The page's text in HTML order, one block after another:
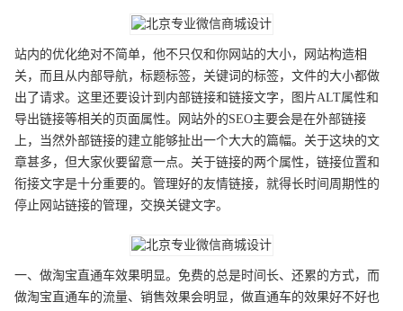
站内的优化绝对不简单，他不只仅和你网站的大小，网站构造相
关，而且从内部导航，标题标签，关键词的标签，文件的大小都做
出了请求。这里还要设计到内部链接和链接文字，图片ALT属性和
导出链接等相关的页面属性。网站外的SEO主要会是在外部链接
上，当然外部链接的建立能够扯出一个大大的篇幅。关于这块的文
章甚多，但大家伙要留意一点。关于链接的两个属性，链接位置和
衔接文字是十分重要的。管理好的友情链接，就得长时间周期性的
停止网站链接的管理，交换关键文字。
一、做淘宝直通车效果明显。免费的总是时间长、还累的方式，而
做淘宝直通车的流量、销售效果会明显，做直通车的效果好不好也